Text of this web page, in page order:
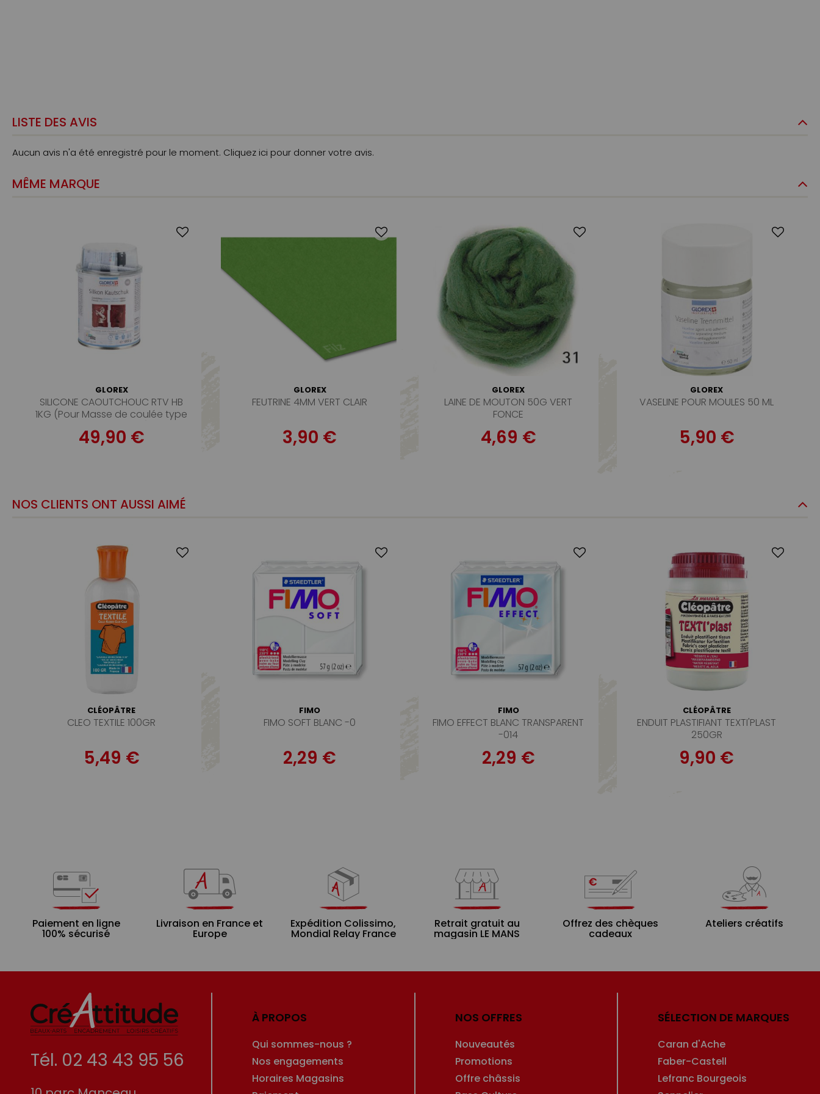
LISTE DES AVIS
Aucun avis n'a été enregistré pour le moment. Cliquez ici pour donner votre avis.
MÊME MARQUE
GLOREX
SILICONE CAOUTCHOUC RTV HB
1KG (Pour Masse de coulée type
Etain ou Plomb)
49,90 €
GLOREX
FEUTRINE 4MM VERT CLAIR
3,90 €
GLOREX
LAINE DE MOUTON 50G VERT
FONCE
4,69 €
GLOREX
VASELINE POUR MOULES 50 ML
5,90 €
NOS CLIENTS ONT AUSSI AIMÉ
CLÉOPÂTRE
CLEO TEXTILE 100GR
5,49 €
FIMO
FIMO SOFT BLANC -0
2,29 €
FIMO
FIMO EFFECT BLANC TRANSPARENT
-014
2,29 €
CLÉOPÂTRE
ENDUIT PLASTIFIANT TEXTI'PLAST
250GR
9,90 €
Paiement en ligne
100% sécurisé
Livraison en France et
Europe
Expédition Colissimo,
Mondial Relay France
Retrait gratuit au
magasin LE MANS
Offrez des chèques
cadeaux
Ateliers créatifs
Tél. 02 43 43 95 56
À PROPOS
Qui sommes-nous ?
Nos engagements
Horaires Magasins
NOS OFFRES
Nouveautés
Promotions
Offre châssis
SÉLECTION DE MARQUES
Caran d'Ache
Faber-Castell
Lefranc Bourgeois